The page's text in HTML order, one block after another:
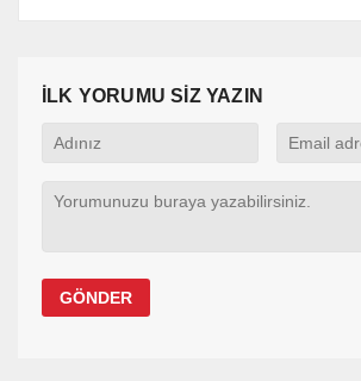
İLK YORUMU SİZ YAZIN